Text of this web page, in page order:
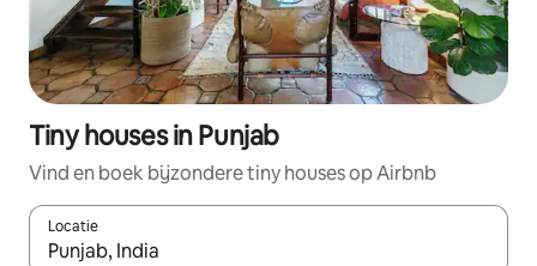
Tiny houses in Punjab
Vind en boek bijzondere tiny houses op Airbnb
Locatie
Wanneer er suggesties beschikbaar zijn, maak je een keuze